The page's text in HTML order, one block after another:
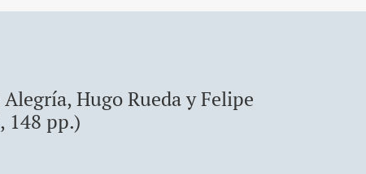
Alegría, Hugo Rueda y Felipe
148 pp.)